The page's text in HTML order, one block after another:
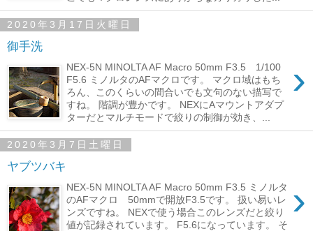
2020年3月17日火曜日
御手洗
›
NEX-5N MINOLTA AF Macro 50mm F3.5 1/100
F5.6 ミノルタのAFマクロです。 マクロ域はもち
ろん、このくらいの間合いでも文句のない描写で
すね。 階調が豊かです。 NEXにAマウントアダプ
ターだとマルチモードで絞りの制御が効き、...
2020年3月7日土曜日
ヤブツバキ
›
NEX-5N MINOLTA AF Macro 50mm F3.5 ミノルタ
のAFマクロ 50mmで開放F3.5です。 扱い易いレ
ンズですね。 NEXで使う場合このレンズだと絞り
値が記録されています。 F5.6になっています。 そ